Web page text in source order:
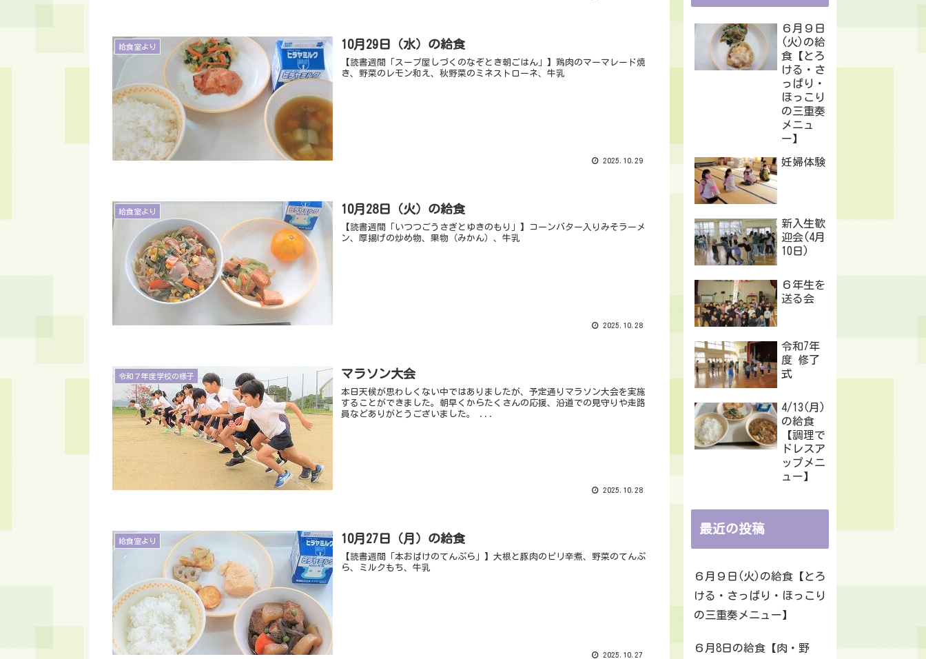
給食室より 10月29日（水）の給食
【読書週間「スープ屋しづくのなぞとき朝ごはん」】鶏肉のマーマレード焼
き、野菜のレモン和え、秋野菜のミネストローネ、牛乳
2025.10.29
給食室より 10月28日（火）の給食
【読書週間「いつつごうさぎとゆきのもり」】コーンバター入りみそラーメ
ン、厚揚げの炒め物、果物（みかん）、牛乳
2025.10.28
令和７年度学校の様子 マラソン大会
本日天候が思わしくない中ではありましたが、予定通りマラソン大会を実施
することができました。朝早くからたくさんの応援、沿道での見守りや走路
員などありがとうございました。 ...
2025.10.28
給食室より 10月27日（月）の給食
【読書週間「本おばけのてんぷら」】大根と豚肉のピリ辛煮、野菜のてんぷ
ら、ミルクもち、牛乳
2025.10.27
６月９日
(火)の給
食【とろ
ける・さ
っぱり・
ほっこり
の三重奏
メニュ
ー】
妊婦体験
新入生歓
迎会(4月
10日)
６年生を
送る会
令和7年
度 修了
式
4/13(月)
の給食
【調理で
ドレスア
ップメニ
ュー】
最近の投稿
６月９日(火)の給食【とろ
ける・さっぱり・ほっこり
の三重奏メニュー】
６月8日の給食【肉・野